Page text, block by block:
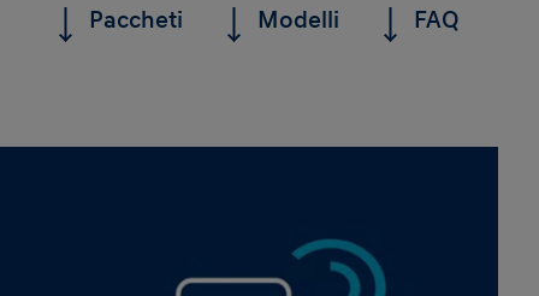
Paccheti Modelli FAQ